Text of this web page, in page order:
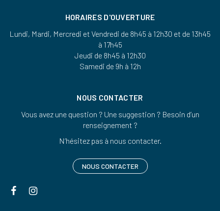
HORAIRES D'OUVERTURE
Lundi, Mardi, Mercredi et Vendredi de 8h45 à 12h30 et de 13h45
à 17h45
Jeudi de 8h45 à 12h30
Samedi de 9h à 12h
NOUS CONTACTER
Vous avez une question ? Une suggestion ? Besoin d’un
renseignement ?
N’hésitez pas à nous contacter.
NOUS CONTACTER
Lien